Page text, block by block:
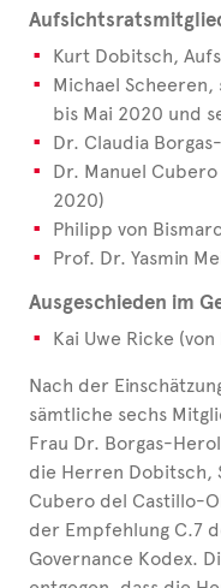
Kurt Dobitsch,
Michael Scheeren,
bis Mai 2020 und
Dr. Claudia
Dr. Manuel
2020)
Philipp von
Prof. Dr. Yasmin
Ausgeschieden im
Kai Uwe Ricke
Nach der
sämtliche sechs
Frau Dr. Borgas-
die Herren Dobitsch,
Cubero del Castillo-
der Empfehlung C.7
Governance Kodex.